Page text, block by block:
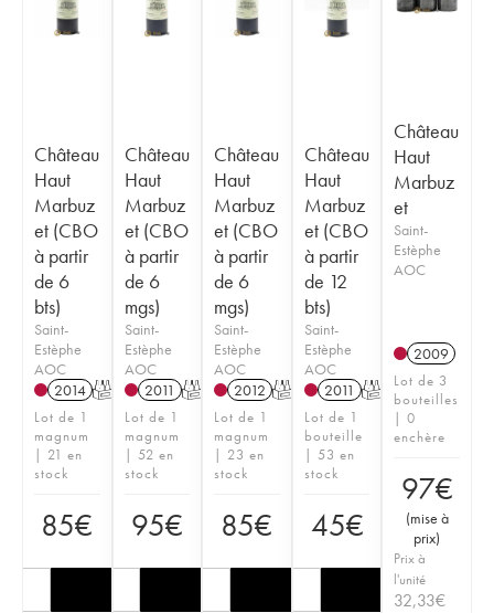
Château
Haut
Marbuz
et (CBO
à partir
de 6
bts)
Saint-
Estèphe
AOC
2014 T
Lot de 1
magnum
| 21 en
stock
85€
Château
Haut
Marbuz
et (CBO
à partir
de 6
mgs)
Saint-
Estèphe
AOC
2011 T
Lot de 1
magnum
| 52 en
stock
95€
Château
Haut
Marbuz
et (CBO
à partir
de 6
mgs)
Saint-
Estèphe
AOC
2012 T
Lot de 1
magnum
| 23 en
stock
85€
Château
Haut
Marbuz
et (CBO
à partir
de 12
bts)
Saint-
Estèphe
AOC
2011 T
Lot de 1
bouteille
| 53 en
stock
45€
Château
Haut
Marbuz
et
Saint-
Estèphe
AOC
2009
Lot de 3
bouteilles
| 0
enchère
97€
(mise à
prix)
Prix à
l'unité
32,33€